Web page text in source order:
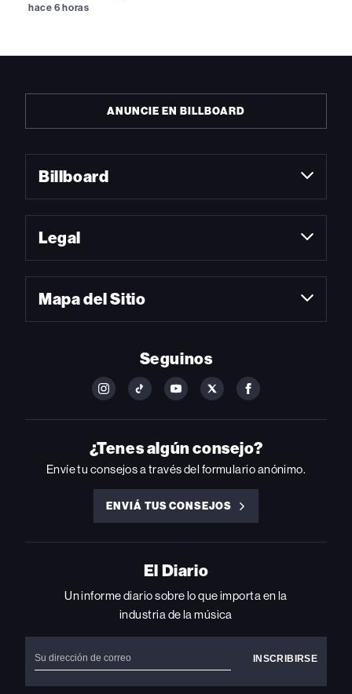
hace 6 horas
ANUNCIE EN BILLBOARD
Billboard
Legal
Mapa del Sitio
Seguinos
FOLLOW
ON
INSTAGRAM
FOLLOW
ON
YOUTUBE
FOLLOW
ON
YOUTUBE
FOLLOW
ON
FOLLOW
ON
FACEBOOK
¿Tenes algún consejo?
Envíe tu consejos a través del formulario anónimo.
ENVIÁ TUS CONSEJOS
ENVIÁ
CONSEJOS
El Diario
Un informe diario sobre lo que importa en la
industria de la música